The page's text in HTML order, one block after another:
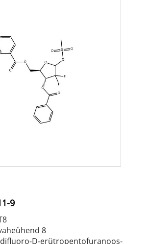
9
8
difluoro-D-erütropentofuranoos-